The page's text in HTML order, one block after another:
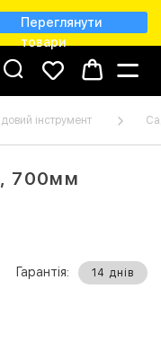
Переглянути
товари
інструмент
700мм
Гарантія: 14 днів